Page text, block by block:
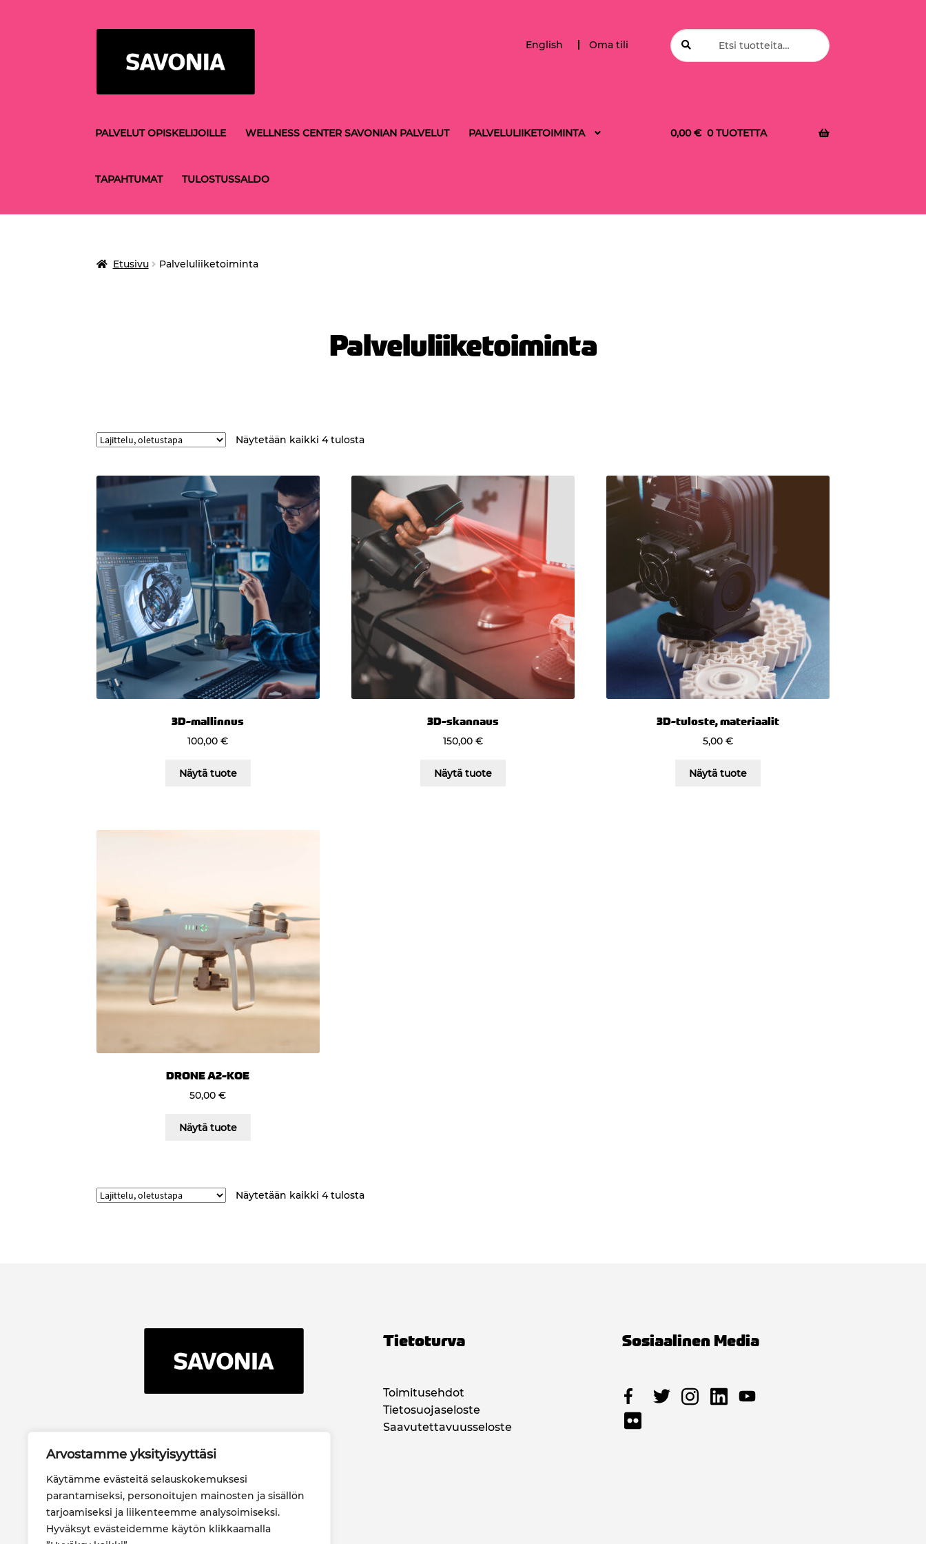
Arvostamme yksityisyyttäsi
Käytämme evästeitä selauskokemuksesi
parantamiseksi, personoitujen mainosten ja sisällön
tarjoamiseksi ja liikenteemme analysoimiseksi.
Hyväksyt evästeidemme käytön klikkaamalla
navigointiin
sisältöön
English Oma tili
Etsi:
Haku
PALVELUT OPISKELIJOILLE WELLNESS CENTER SAVONIAN PALVELUT PALVELULIIKETOIMINTA
TAPAHTUMAT TULOSTUSSALDO
0,00€ 0 TUOTETTA
Etusivu Palveluliiketoiminta
Palveluliiketoiminta
Näytetään kaikki 4 tulosta
3D-mallinnus
100,00€
Näytä tuote
3D-skannaus
150,00 €
Näytä tuote
3D-tuloste, materiaalit
5,00€
Näytä tuote
DRONE A2-KOE
50,00€
Näytä tuote
Näytetään kaikki 4 tulosta
ammattikorkeakoulu oy
PL 6 (Microkatu 1), 70201
KUOPIO
044 785 7006
savonia(at)savonia.fi
Tietoturva
Toimitusehdot
Tietosuojaseloste
Saavutettavuusseloste
Sosiaalinen Media